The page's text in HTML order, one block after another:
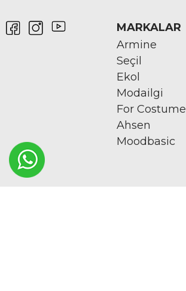
MARKALAR
Armine
Seçil
Ekol
Modailgi
For Costume
Ahsen
Moodbasic